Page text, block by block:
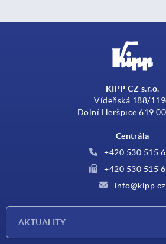
KIPP CZ s.r.o.
Vídeňská 188/
Dolní Heršpice 619
Centrála
+420 530 515
+420 530 515
info@kipp.cz
AKTUALITY